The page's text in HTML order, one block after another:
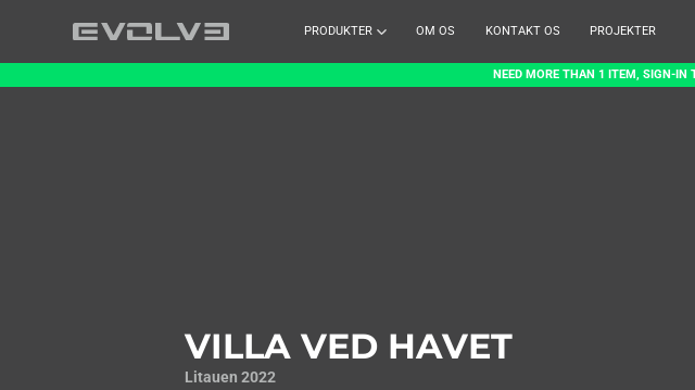
PRODUKTER OM OS KONTAKT OS PROJEKTER
NEED MORE THAN 1 ITEM, SIGN-IN
VILLA VED HAVET
Litauen 2022